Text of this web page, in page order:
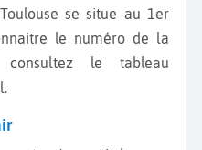
se situe au 1er
le numéro de la
consultez le tableau